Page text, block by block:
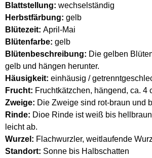
Blattstellung: wechselständig
Herbstfärbung: gelb
Blütezeit: April-Mai
Blütenfarbe: gelb
Blütenbeschreibung: Die gelben
gelb und hängen herunter.
Häusigkeit: einhäusig /
Frucht: Fruchtkätzchen, hängend, ca. 4
Zweige: Die Zweige sind rot-braun und
Rinde: Dioe Rinde ist weiß bis
leicht ab.
Wurzel: Flachwurzler, weitlaufende
Standort: Sonne bis Halbschatten